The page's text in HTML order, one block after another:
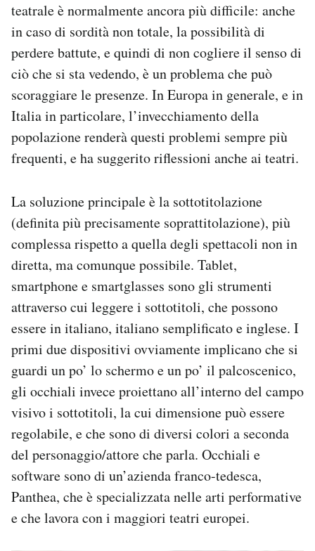
teatrale è normalmente ancora più difficile: anche
in caso di sordità non totale, la possibilità di
perdere battute, e quindi di non cogliere il senso di
ciò che si sta vedendo, è un problema che può
scoraggiare le presenze. In Europa in generale, e in
Italia in particolare, l’invecchiamento della
popolazione renderà questi problemi sempre più
frequenti, e ha suggerito riflessioni anche ai teatri.
La soluzione principale è la sottotitolazione
(definita più precisamente soprattitolazione), più
complessa rispetto a quella degli spettacoli non in
diretta, ma comunque possibile. Tablet,
smartphone e smartglasses sono gli strumenti
attraverso cui leggere i sottotitoli, che possono
essere in italiano, italiano semplificato e inglese. I
primi due dispositivi ovviamente implicano che si
guardi un po’ lo schermo e un po’ il palcoscenico,
gli occhiali invece proiettano all’interno del campo
visivo i sottotitoli, la cui dimensione può essere
regolabile, e che sono di diversi colori a seconda
del personaggio/attore che parla. Occhiali e
software sono di un’azienda franco-tedesca,
Panthea, che è specializzata nelle arti performative
e che lavora con i maggiori teatri europei.